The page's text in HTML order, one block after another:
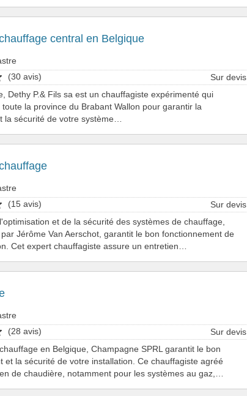
central en Belgique
(30 avis)
Sur devis
Dethy P.& Fils sa est un chauffagiste expérimenté qui
la province du Brabant Wallon pour garantir la
la sécurité de votre système…
(15 avis)
Sur devis
et de la sécurité des systèmes de chauffage,
Jérôme Van Aerschot, garantit le bon fonctionnement de
Cet expert chauffagiste assure un entretien…
(28 avis)
Sur devis
en Belgique, Champagne SPRL garantit le bon
et la sécurité de votre installation. Ce chauffagiste agréé
de chaudière, notamment pour les systèmes au gaz,…